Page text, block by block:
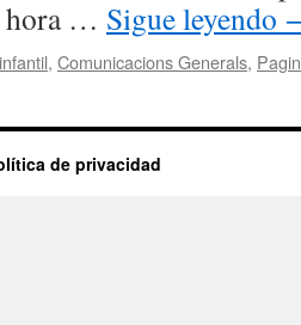
hora … Sigue leyendo
, Comunicacions Generals,
de privacidad